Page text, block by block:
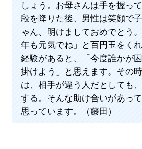
しょう。お母さんは手を握っ
段を降りた後、男性は笑顔で
ゃん、明けましておめでとう
年も元気でね」と百円玉をく
経験があると、「今度誰かが
掛けよう」と思えます。その
は、相手が違う人だとしても
する。そんな助け合いがあっ
思っています。（藤田）